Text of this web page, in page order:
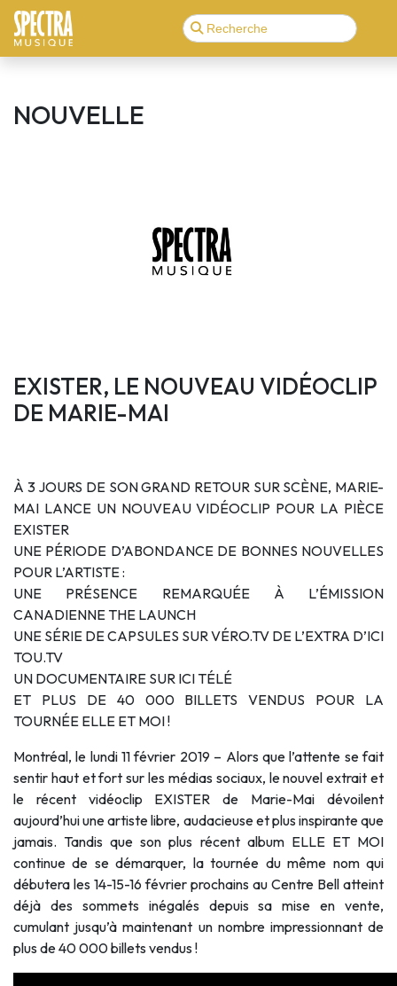
NOUVELLE
EXISTER, LE NOUVEAU VIDÉOCLIP
DE MARIE-MAI
À 3 JOURS DE SON GRAND RETOUR SUR SCÈNE, MARIE-
MAI LANCE UN NOUVEAU VIDÉOCLIP POUR LA PIÈCE
EXISTER
UNE PÉRIODE D’ABONDANCE DE BONNES NOUVELLES
POUR L’ARTISTE :
UNE PRÉSENCE REMARQUÉE À L’ÉMISSION
CANADIENNE THE LAUNCH
UNE SÉRIE DE CAPSULES SUR VÉRO.TV DE L’EXTRA D’ICI
TOU.TV
UN DOCUMENTAIRE SUR ICI TÉLÉ
ET PLUS DE 40 000 BILLETS VENDUS POUR LA
TOURNÉE ELLE ET MOI !
Montréal, le lundi 11 février 2019 – Alors que l’attente se fait
sentir haut et fort sur les médias sociaux, le nouvel extrait et
le récent vidéoclip EXISTER de Marie-Mai dévoilent
aujourd’hui une artiste libre, audacieuse et plus inspirante que
jamais. Tandis que son plus récent album ELLE ET MOI
continue de se démarquer, la tournée du même nom qui
débutera les 14-15-16 février prochains au Centre Bell atteint
déjà des sommets inégalés depuis sa mise en vente,
cumulant jusqu’à maintenant un nombre impressionnant de
plus de 40 000 billets vendus !